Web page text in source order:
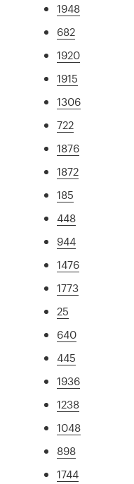
1948
682
1920
1915
1306
722
1876
1872
185
448
944
1476
1773
25
640
445
1936
1238
1048
898
1744